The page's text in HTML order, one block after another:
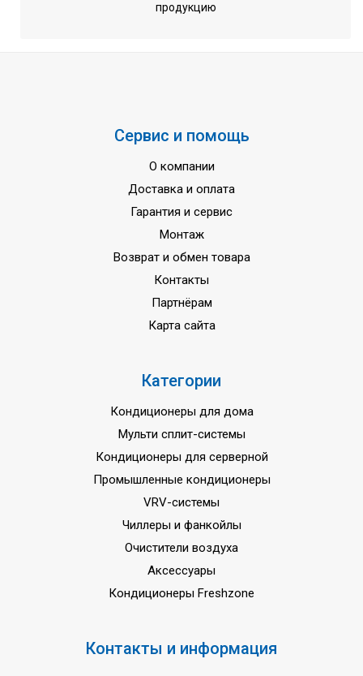
продукцию
Сервис и помощь
О компании
Доставка и оплата
Гарантия и сервис
Монтаж
Возврат и обмен товара
Контакты
Партнёрам
Карта сайта
Категории
Кондиционеры для дома
Мульти сплит-системы
Кондиционеры для серверной
Промышленные кондиционеры
VRV-системы
Чиллеры и фанкойлы
Очистители воздуха
Аксессуары
Кондиционеры Freshzone
Контакты и информация